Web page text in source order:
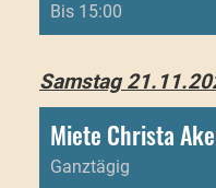
Bis 15:00
Samstag
Miete Christa
Ganztägig